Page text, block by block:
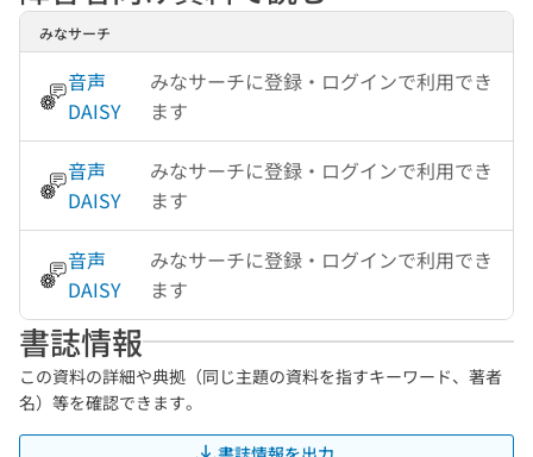
みなサーチ
音声
DAISY
みなサーチに登録・ログインで利用でき
ます
音声
DAISY
みなサーチに登録・ログインで利用でき
ます
音声
DAISY
みなサーチに登録・ログインで利用でき
ます
書誌情報
この資料の詳細や典拠（同じ主題の資料を指すキーワード、著者
名）等を確認できます。